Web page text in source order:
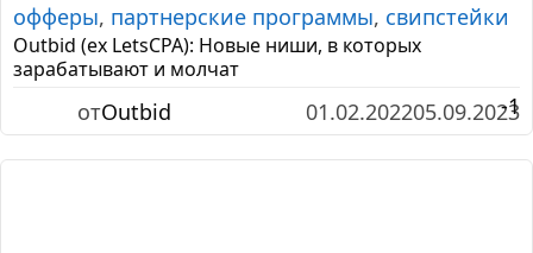
-1
офферы, партнерские программы, свипстейки
Outbid (ex LetsCPA): Новые ниши, в которых
зарабатывают и молчат
отOutbid 01.02.202205.09.2023